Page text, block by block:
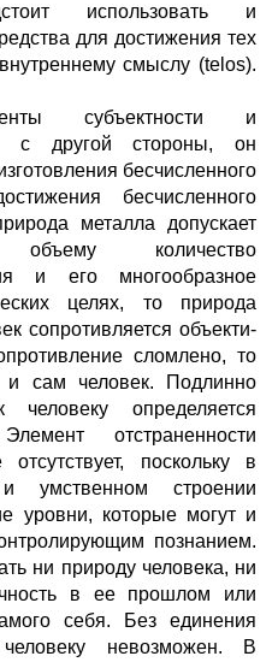
использовать и
для достижения тех
смыслу (telos).
субъектности и
с другой стороны, он
бесчисленного
бесчисленного
металла допускает
количество
и его многообразное
целях, то природа
сопротивляется объекти-
сломлено, то
и сам человек. Подлинно
определяется
отстраненности
поскольку в
умственном строении
уровни, которые могут и
познанием.
ни природу человека, ни
в ее прошлом или
себя. Без единения
невозможен. В